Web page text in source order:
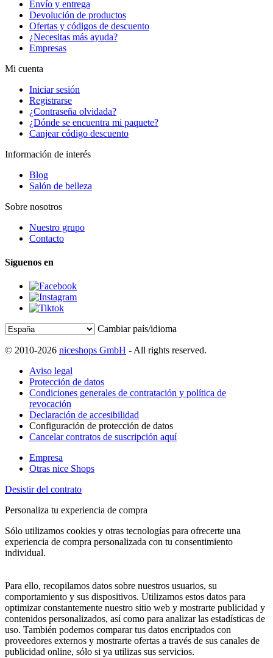
Envío y entrega
Devolución de productos
Ofertas y códigos de descuento
¿Necesitas más ayuda?
Empresas
Mi cuenta
Iniciar sesión
Registrarse
¿Contraseña olvidada?
¿Dónde se encuentra mi paquete?
Canjear código descuento
Información de interés
Blog
Salón de belleza
Sobre nosotros
Nuestro grupo
Contacto
Síguenos en
Cambiar país/idioma
© 2010-2026 niceshops GmbH - All rights reserved.
Aviso legal
Protección de datos
Condiciones generales de contratación y política de
revocación
Declaración de accesibilidad
Configuración de protección de datos
Cancelar contratos de suscripción aquí
Empresa
Otras nice Shops
Desistir del contrato
Personaliza tu experiencia de compra
Sólo utilizamos cookies y otras tecnologías para ofrecerte una
experiencia de compra personalizada con tu consentimiento
individual.
Para ello, recopilamos datos sobre nuestros usuarios, su
comportamiento y sus dispositivos. Utilizamos estos datos para
optimizar constantemente nuestro sitio web y mostrarte publicidad y
contenidos personalizados, así como para analizar las estadísticas de
uso. También podemos comparar tus datos encriptados con
proveedores externos y mostrarte ofertas a través de sus canales de
publicidad online, sólo si ya utilizas sus servicios.